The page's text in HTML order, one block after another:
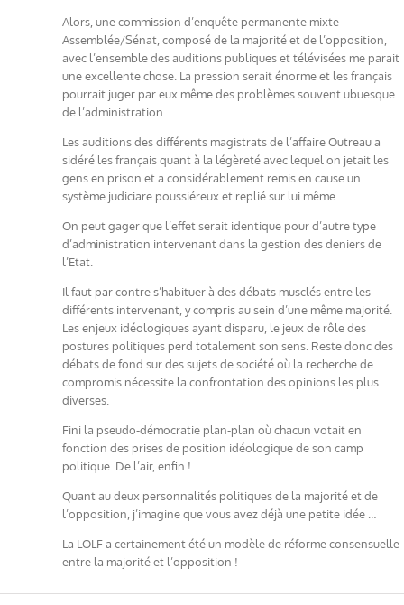
Alors, une commission d’enquête permanente mixte
Assemblée/Sénat, composé de la majorité et de l’opposition,
avec l’ensemble des auditions publiques et télévisées me parait
une excellente chose. La pression serait énorme et les français
pourrait juger par eux même des problèmes souvent ubuesque
de l’administration.
Les auditions des différents magistrats de l’affaire Outreau a
sidéré les français quant à la légèreté avec lequel on jetait les
gens en prison et a considérablement remis en cause un
système judiciare poussiéreux et replié sur lui même.
On peut gager que l’effet serait identique pour d’autre type
d’administration intervenant dans la gestion des deniers de
l’Etat.
Il faut par contre s’habituer à des débats musclés entre les
différents intervenant, y compris au sein d’une même majorité.
Les enjeux idéologiques ayant disparu, le jeux de rôle des
postures politiques perd totalement son sens. Reste donc des
débats de fond sur des sujets de société où la recherche de
compromis nécessite la confrontation des opinions les plus
diverses.
Fini la pseudo-démocratie plan-plan où chacun votait en
fonction des prises de position idéologique de son camp
politique. De l’air, enfin !
Quant au deux personnalités politiques de la majorité et de
l’opposition, j’imagine que vous avez déjà une petite idée …
La LOLF a certainement été un modèle de réforme consensuelle
entre la majorité et l’opposition !